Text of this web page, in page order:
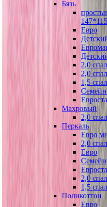
Бязь
Евро
2,0
2,0
1,5
Махровый
2,0
Перкаль
Евро
2,0
Евро
2,0
1,5
Поликоттон
Евро